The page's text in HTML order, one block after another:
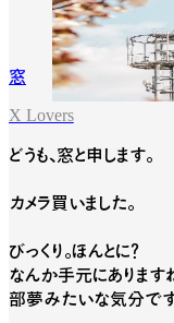
窓
X Lovers
どうも、窓と申します。
カメラ買いました。
びっくり。ほんとに？
なんか手元にあります
部夢みたいな気分です